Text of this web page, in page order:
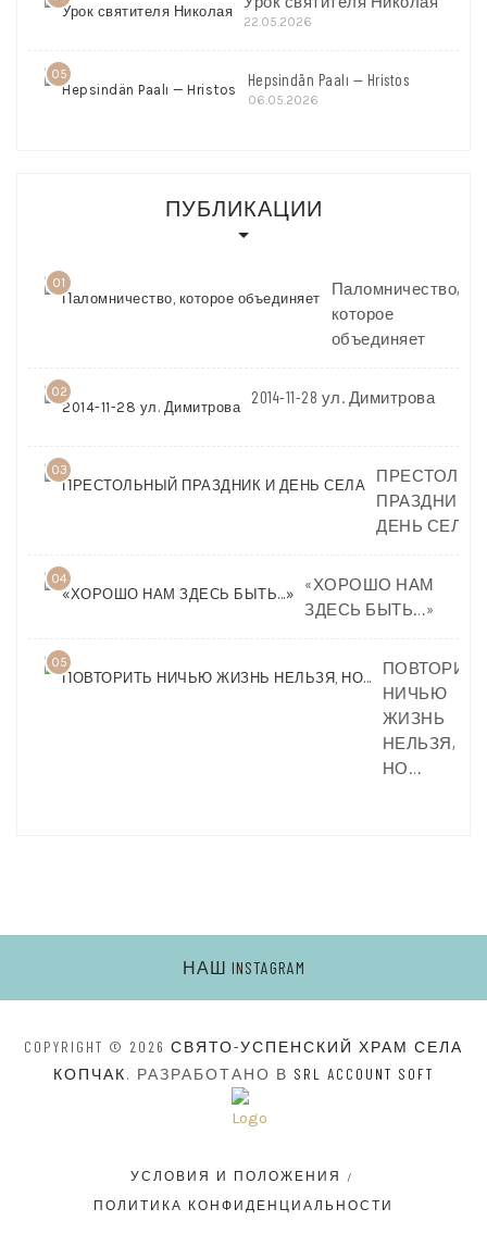
22.05.2026
05 Hepsindän Paalı — Hristos
06.05.2026
ПУБЛИКАЦИИ
01
Паломничество,
которое
объединяет
02 2014-11-28 ул. Димитрова
03
ПРАЗДНИК И
ДЕНЬ СЕЛА
04
«ХОРОШО НАМ
ЗДЕСЬ БЫТЬ…»
05
ПОВТОРИТЬ
НИЧЬЮ
ЖИЗНЬ
НЕЛЬЗЯ,
НО…
НАШ INSTAGRAM
COPYRIGHT © 2026 СВЯТО-УСПЕНСКИЙ ХРАМ СЕЛА
КОПЧАК. РАЗРАБОТАНО В SRL ACCOUNT SOFT
УСЛОВИЯ И ПОЛОЖЕНИЯ
ПОЛИТИКА КОНФИДЕНЦИАЛЬНОСТИ